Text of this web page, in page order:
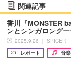
関連記事
香川『MONSTER
ンとシンガロング
2025.9.26 ｜ SPICER
レポート
音楽